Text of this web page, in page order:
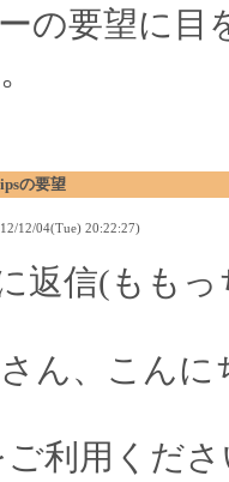
の要望に目
の要望
12/04(Tue) 20:22:27)
返信(もも
ん、こんに
ご利用くだ